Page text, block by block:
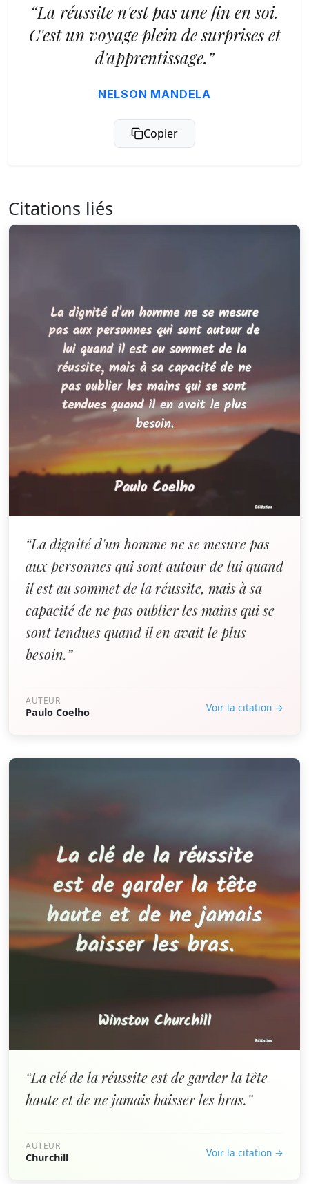
“La réussite n'est pas une fin en soi.
C'est un voyage plein de surprises et
d'apprentissage.”
NELSON MANDELA
Copier
Citations liés
“La dignité d'un homme ne se mesure pas
aux personnes qui sont autour de lui quand
il est au sommet de la réussite, mais à sa
capacité de ne pas oublier les mains qui se
sont tendues quand il en avait le plus
besoin.”
AUTEUR
Paulo Coelho Voir la citation →
“La clé de la réussite est de garder la tête
haute et de ne jamais baisser les bras.”
AUTEUR
Churchill Voir la citation →